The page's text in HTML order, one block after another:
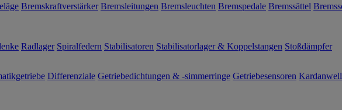
Bremskraftverstärker Bremsleitungen Bremsleuchten Bremspedale Bremssättel
Radlager Spiralfedern Stabilisatoren Stabilisatorlager & Koppelstangen Stoßdämpfer
Differenziale Getriebedichtungen & -simmerringe Getriebesensoren